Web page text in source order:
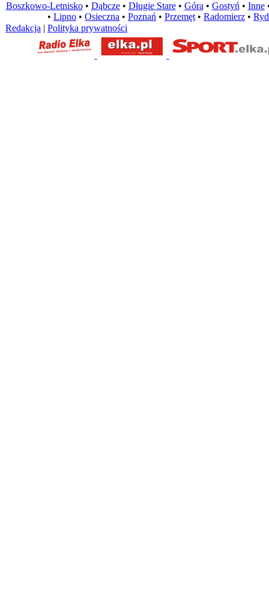
Boszkowo-Letnisko• Dąbcze• Długie Stare• Góra • Gostyń • Inne
• Lipno • Osieczna • Poznań • Przemęt • Radomierz •
Redakcja | Polityka prywatności